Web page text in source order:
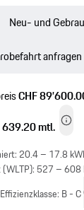
Neu- und
anfragen
CHF
639.20mtl.
20.4 – 17.8
527 – 608
B - C